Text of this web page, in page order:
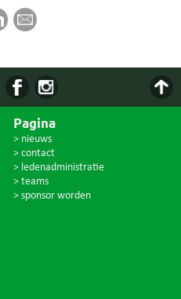
Pagina
> nieuws
> contact
> ledenadministratie
> teams
> sponsor worden